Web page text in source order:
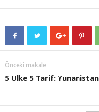
Önceki makale
5 Ülke 5 Tarif: Yunanistan